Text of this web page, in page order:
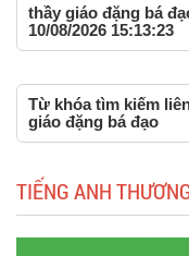
thầy giáo đặng bá
10/08/2026 15:13:23
Từ khóa tìm kiếm
giáo đặng bá đạo
TIẾNG ANH